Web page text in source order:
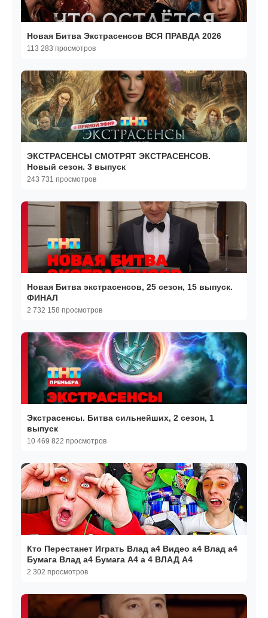
Новая Битва Экстрасенсов ВСЯ ПРАВДА 2026
113 283 просмотров
ЭКСТРАСЕНСЫ СМОТРЯТ ЭКСТРАСЕНСОВ.
Новый сезон. 3 выпуск
243 731 просмотров
Новая Битва экстрасенсов, 25 сезон, 15 выпуск.
ФИНАЛ
2 732 158 просмотров
Экстрасенсы. Битва сильнейших, 2 сезон, 1
выпуск
10 469 822 просмотров
Кто Перестанет Играть Влад а4 Видео а4 Влад а4
Бумага Влад а4 Бумага А4 а 4 ВЛАД А4
2 302 просмотров